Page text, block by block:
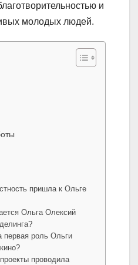
и
молодых людей.
пришла к Ольге
Ольга Олексий
первая роль Ольги
проводила